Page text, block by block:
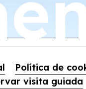
Política de
visita guiada